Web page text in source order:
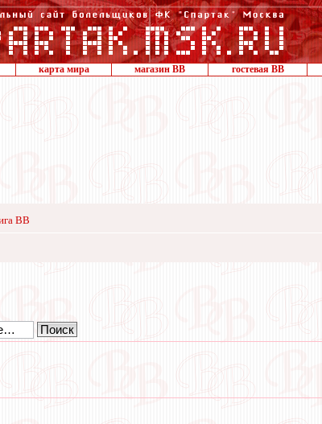
карта мира магазин ВВ гостевая ВВ
ВВ